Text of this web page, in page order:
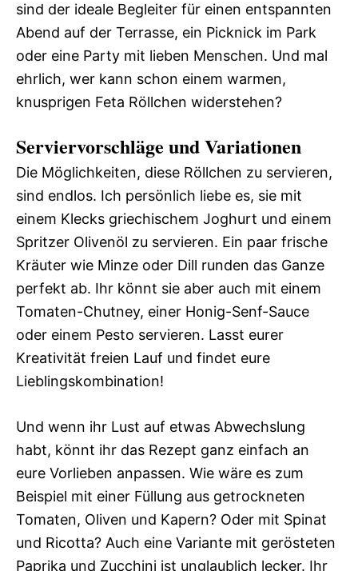
sind der ideale Begleiter für einen entspannten
Abend auf der Terrasse, ein Picknick im Park
oder eine Party mit lieben Menschen. Und mal
ehrlich, wer kann schon einem warmen,
knusprigen Feta Röllchen widerstehen?
Serviervorschläge und Variationen
Die Möglichkeiten, diese Röllchen zu servieren,
sind endlos. Ich persönlich liebe es, sie mit
einem Klecks griechischem Joghurt und einem
Spritzer Olivenöl zu servieren. Ein paar frische
Kräuter wie Minze oder Dill runden das Ganze
perfekt ab. Ihr könnt sie aber auch mit einem
Tomaten-Chutney, einer Honig-Senf-Sauce
oder einem Pesto servieren. Lasst eurer
Kreativität freien Lauf und findet eure
Lieblingskombination!
Und wenn ihr Lust auf etwas Abwechslung
habt, könnt ihr das Rezept ganz einfach an
eure Vorlieben anpassen. Wie wäre es zum
Beispiel mit einer Füllung aus getrockneten
Tomaten, Oliven und Kapern? Oder mit Spinat
und Ricotta? Auch eine Variante mit gerösteten
Paprika und Zucchini ist unglaublich lecker. Ihr